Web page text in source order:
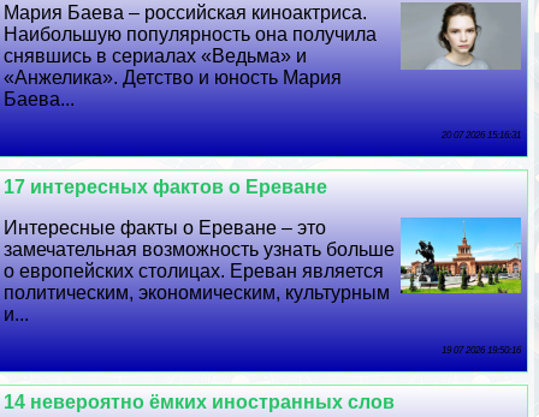
Мария Баева – российская киноактриса.
Наибольшую популярность она получила
снявшись в сериалах «Ведьма» и
«Анжелика». Детство и юность Мария
Баева...
20 07 2026 15:16:31
17 интересных фактов о Ереване
Интересные факты о Ереване – это
замечательная возможность узнать больше
о европейских столицах. Ереван является
политическим, экономическим, культурным
и...
19 07 2026 19:50:16
14 невероятно ёмких иностранных слов